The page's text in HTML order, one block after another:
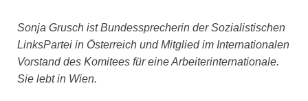
Sonja Grusch ist Bundessprecherin der Sozialistischen
LinksPartei in Österreich und Mitglied im Internationalen
Vorstand des Komitees für eine Arbeiterinternationale.
Sie lebt in Wien.